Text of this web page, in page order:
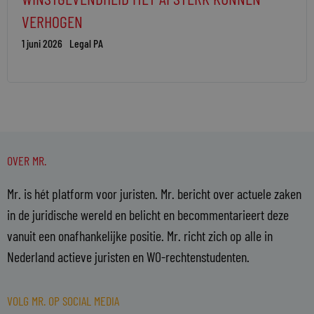
VERHOGEN
1 juni 2026 Legal PA
OVER MR.
Mr. is hét platform voor juristen. Mr. bericht over actuele zaken
in de juridische wereld en belicht en becommentarieert deze
vanuit een onafhankelijke positie. Mr. richt zich op alle in
Nederland actieve juristen en WO-rechtenstudenten.
VOLG MR. OP SOCIAL MEDIA